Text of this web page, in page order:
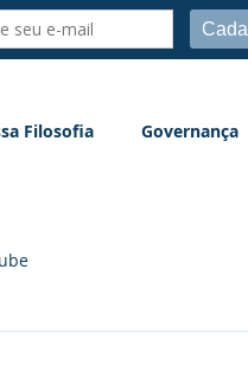
Filosofia Governança